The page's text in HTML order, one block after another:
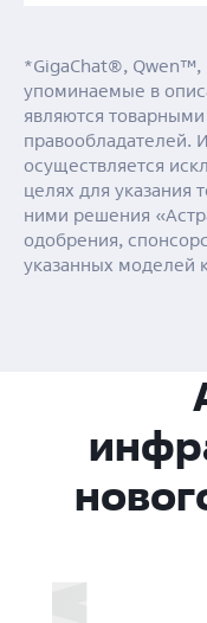
*GigaChat®, Qwen™,
упоминаемые в
являются
правообладателей.
осуществляется
целях для указания
ними решения
одобрения,
указанных моделей